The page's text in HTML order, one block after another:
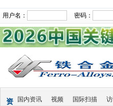
用户名： 密码：
资
国内资讯 视频 国际扫描